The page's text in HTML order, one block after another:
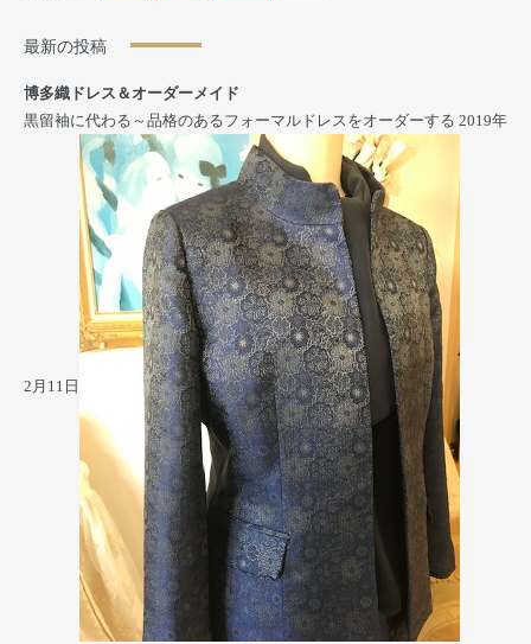
最新の投稿
博多織ドレス＆オーダーメイド
黒留袖に代わる～品格のあるフォーマルドレスをオーダーする 2019年
2月11日